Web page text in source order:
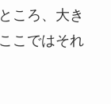
ころ、大き
こではそれ